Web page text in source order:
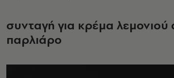
συνταγή για κρέμα λεμονιού
παρλιάρο